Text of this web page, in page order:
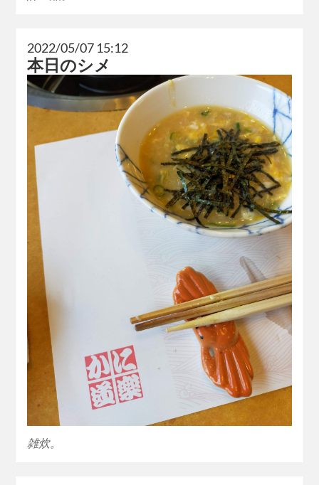
2022/05/07 15:12
本日のシメ
雑炊。